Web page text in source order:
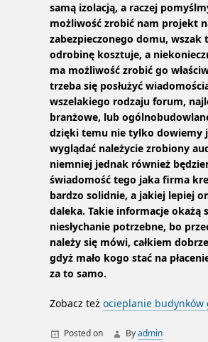
samą izolacją, a raczej
możliwość zrobić nam projekt
zabezpieczonego domu, wszak
odrobinę kosztuje, a
ma możliwość zrobić go
trzeba się posłużyć
wszelakiego rodzaju forum,
branżowe, lub
dzięki temu nie tylko dowiemy
wyglądać należycie zrobiony
niemniej jednak również
świadomość tego jaka firma
bardzo solidnie, a jakiej lepiej
daleka. Takie informacje okażą
niesłychanie potrzebne, bo
należy się mówi, całkiem
gdyż mało kogo stać na
za to samo.
Zobacz też ocieplanie budynków
Posted on Byadmin